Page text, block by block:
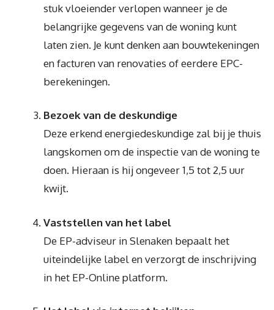
stuk vloeiender verlopen wanneer je de
belangrijke gegevens van de woning kunt
laten zien. Je kunt denken aan bouwtekeningen
en facturen van renovaties of eerdere EPC-
berekeningen.
Bezoek van de deskundige
Deze erkend energiedeskundige zal bij je thuis
langskomen om de inspectie van de woning te
doen. Hieraan is hij ongeveer 1,5 tot 2,5 uur
kwijt.
Vaststellen van het label
De EP-adviseur in Slenaken bepaalt het
uiteindelijke label en verzorgt de inschrijving
in het EP-Online platform.